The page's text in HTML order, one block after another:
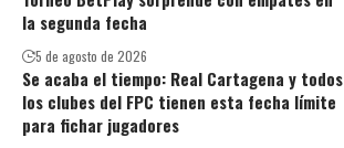
la segunda fecha
5 de agosto de 2026
Se acaba el tiempo: Real Cartagena y todos
los clubes del FPC tienen esta fecha límite
para fichar jugadores